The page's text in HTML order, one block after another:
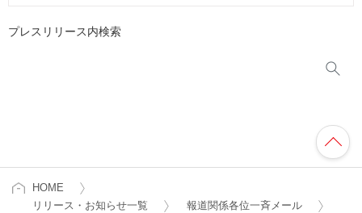
プレスリリース内検索
HOME
リリース・お知らせ一覧
報道関係各位一斉メール